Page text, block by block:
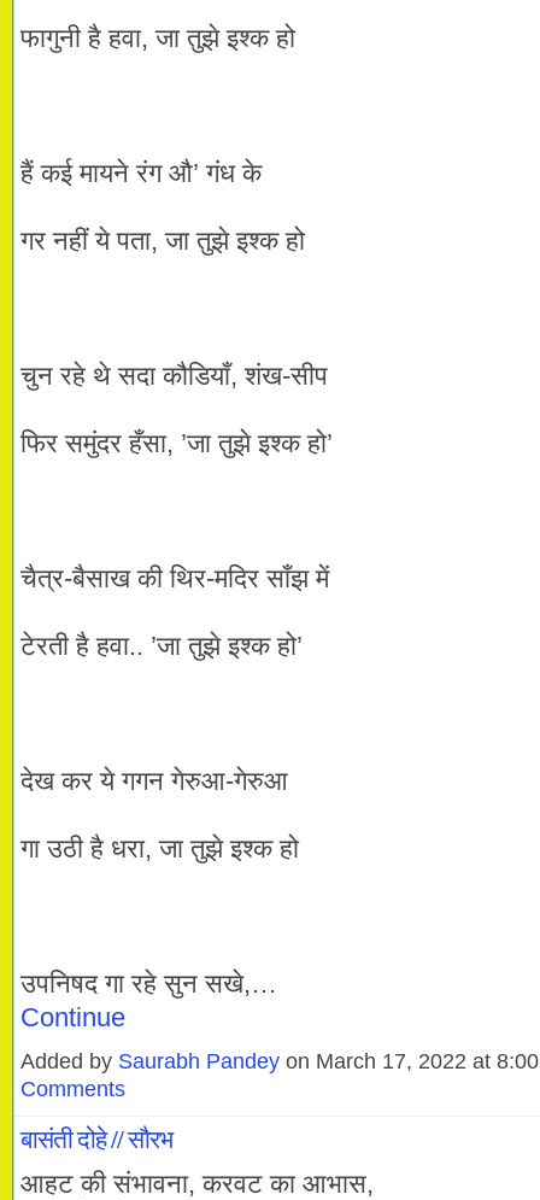
फागुनी है हवा, जा तुझे इश्क हो
हैं कई मायने रंग औ’ गंध के
गर नहीं ये पता, जा तुझे इश्क हो
चुन रहे थे सदा कौडियाँ, शंख-सीप
फिर समुंदर हँसा, ’जा तुझे इश्क हो’
चैत्र-बैसाख की थिर-मदिर साँझ में
टेरती है हवा.. ’जा तुझे इश्क हो’
देख कर ये गगन गेरुआ-गेरुआ
गा उठी है धरा, जा तुझे इश्क हो
उपनिषद गा रहे सुन सखे,…
Continue
Added by Saurabh Pandey on March 17, 2022 at
Comments
बासंती दोहे // सौरभ
आहट की संभावना, करवट का आभास,